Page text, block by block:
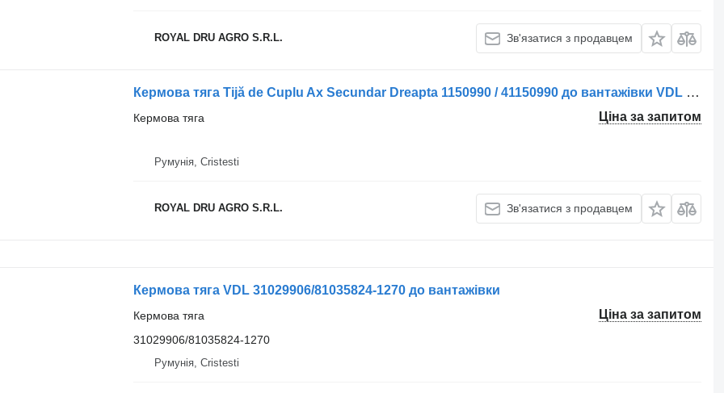
ROYAL DRU AGRO S.R.L. Зв'язатися з продавцем
Кермова тяга Tijă de Cuplu Ax Secundar Dreapta 1150990 / 41150990 до вантажівки VDL Vehicule VDL
Ціна за запитом
Кермова тяга
Румунія, Cristesti
ROYAL DRU AGRO S.R.L. Зв'язатися з продавцем
Кермова тяга VDL 31029906/81035824-1270 до вантажівки
Ціна за запитом
Кермова тяга
31029906/81035824-1270
Румунія, Cristesti